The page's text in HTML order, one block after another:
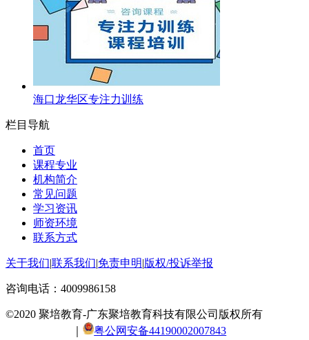
海口龙华区专注力训练
栏目导航
首页
课程专业
机构简介
常见问题
学习资讯
师资环境
联系方式
关于我们|联系我们|免责申明|版权/投诉举报
咨询电话： 4009986158
©2020 聚培教育-广东聚培教育科技有限公司版权所有
粤公网安备44190002007843